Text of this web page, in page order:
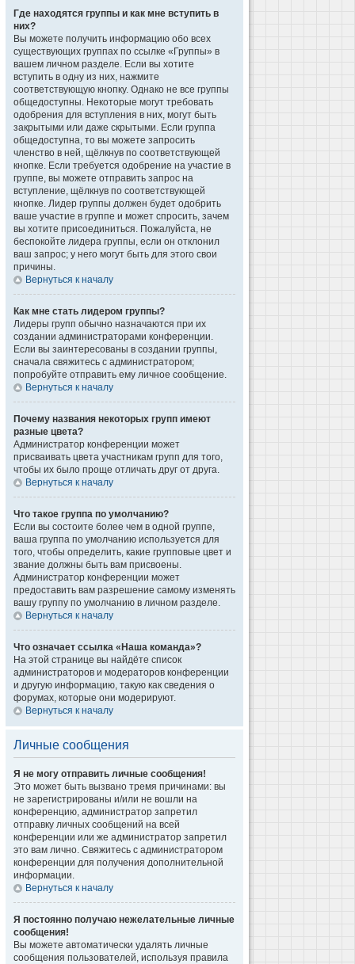
Где находятся группы и как мне вступить в
них?
Вы можете получить информацию обо всех
существующих группах по ссылке «Группы» в
вашем личном разделе. Если вы хотите
вступить в одну из них, нажмите
соответствующую кнопку. Однако не все группы
общедоступны. Некоторые могут требовать
одобрения для вступления в них, могут быть
закрытыми или даже скрытыми. Если группа
общедоступна, то вы можете запросить
членство в ней, щёлкнув по соответствующей
кнопке. Если требуется одобрение на участие в
группе, вы можете отправить запрос на
вступление, щёлкнув по соответствующей
кнопке. Лидер группы должен будет одобрить
ваше участие в группе и может спросить, зачем
вы хотите присоединиться. Пожалуйста, не
беспокойте лидера группы, если он отклонил
ваш запрос; у него могут быть для этого свои
причины.
Вернуться к началу
Как мне стать лидером группы?
Лидеры групп обычно назначаются при их
создании администраторами конференции.
Если вы заинтересованы в создании группы,
сначала свяжитесь с администратором;
попробуйте отправить ему личное сообщение.
Вернуться к началу
Почему названия некоторых групп имеют
разные цвета?
Администратор конференции может
присваивать цвета участникам групп для того,
чтобы их было проще отличать друг от друга.
Вернуться к началу
Что такое группа по умолчанию?
Если вы состоите более чем в одной группе,
ваша группа по умолчанию используется для
того, чтобы определить, какие групповые цвет и
звание должны быть вам присвоены.
Администратор конференции может
предоставить вам разрешение самому изменять
вашу группу по умолчанию в личном разделе.
Вернуться к началу
Что означает ссылка «Наша команда»?
На этой странице вы найдёте список
администраторов и модераторов конференции
и другую информацию, такую как сведения о
форумах, которые они модерируют.
Вернуться к началу
Личные сообщения
Я не могу отправить личные сообщения!
Это может быть вызвано тремя причинами: вы
не зарегистрированы и/или не вошли на
конференцию, администратор запретил
отправку личных сообщений на всей
конференции или же администратор запретил
это вам лично. Свяжитесь с администратором
конференции для получения дополнительной
информации.
Вернуться к началу
Я постоянно получаю нежелательные личные
сообщения!
Вы можете автоматически удалять личные
сообщения пользователей, используя правила